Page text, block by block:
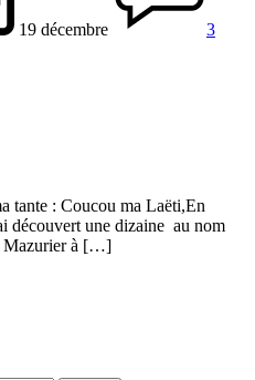
19 décembre
3
tante : Coucou ma Laëti,En
découvert une dizaine au nom
Mazurier à […]